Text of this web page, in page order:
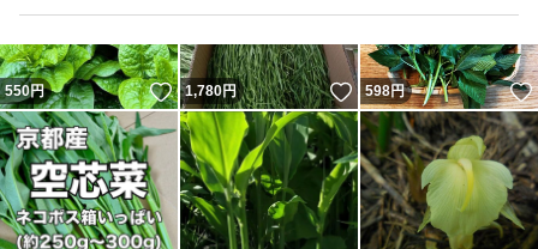
550円 いいね！
1,780円 いいね！
598円